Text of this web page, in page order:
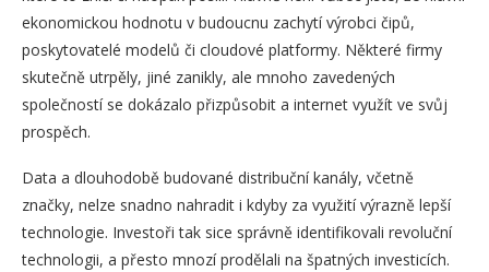
ekonomickou hodnotu v budoucnu zachytí výrobci čipů,
poskytovatelé modelů či cloudové platformy. Některé firmy
skutečně utrpěly, jiné zanikly, ale mnoho zavedených
společností se dokázalo přizpůsobit a internet využít ve svůj
prospěch.
Data a dlouhodobě budované distribuční kanály, včetně
značky, nelze snadno nahradit i kdyby za využití výrazně lepší
technologie. Investoři tak sice správně identifikovali revoluční
technologii, a přesto mnozí prodělali na špatných investicích.